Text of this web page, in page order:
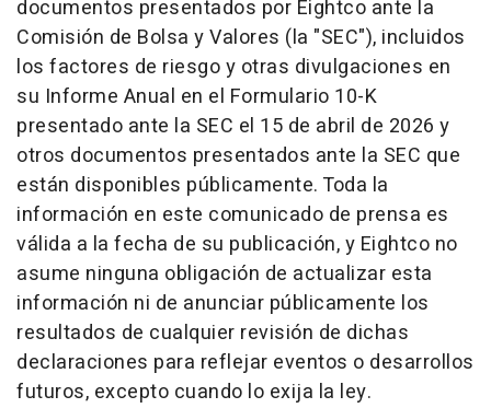
documentos presentados por Eightco ante la
Comisión de Bolsa y Valores (la "SEC"), incluidos
los factores de riesgo y otras divulgaciones en
su Informe Anual en el Formulario 10-K
presentado ante la SEC el 15 de abril de 2026 y
otros documentos presentados ante la SEC que
están disponibles públicamente. Toda la
información en este comunicado de prensa es
válida a la fecha de su publicación, y Eightco no
asume ninguna obligación de actualizar esta
información ni de anunciar públicamente los
resultados de cualquier revisión de dichas
declaraciones para reflejar eventos o desarrollos
futuros, excepto cuando lo exija la ley.